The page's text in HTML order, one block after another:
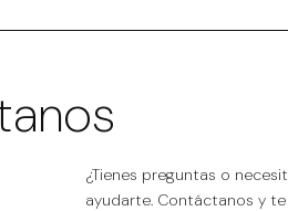
¿Tienes preguntas o
ayudarte. Contáctanos y